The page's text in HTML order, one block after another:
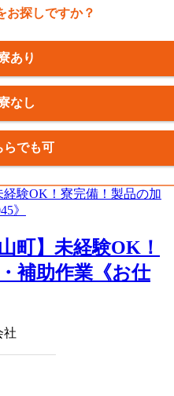
お探しですか？
あり
なし
らでも可
町】未経験OK！
補助作業《お仕
社